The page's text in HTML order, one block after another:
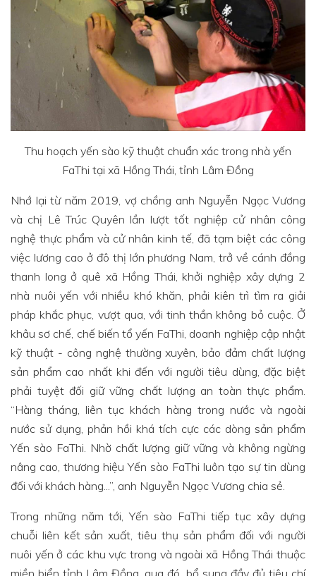
Thu hoạch yến sào kỹ thuật chuẩn xác trong nhà yến
FaThi tại xã Hồng Thái, tỉnh Lâm Đồng
Nhớ lại từ năm 2019, vợ chồng anh Nguyễn Ngọc Vương
và chị Lê Trúc Quyên lần lượt tốt nghiệp cử nhân công
nghệ thực phẩm và cử nhân kinh tế, đã tạm biệt các công
việc lương cao ở đô thị lớn phương Nam, trở về cánh đồng
thanh long ở quê xã Hồng Thái, khởi nghiệp xây dựng 2
nhà nuôi yến với nhiều khó khăn, phải kiên trì tìm ra giải
pháp khắc phục, vượt qua, với tinh thần không bỏ cuộc. Ở
khâu sơ chế, chế biến tổ yến FaThi, doanh nghiệp cập nhật
kỹ thuật - công nghệ thường xuyên, bảo đảm chất lượng
sản phẩm cao nhất khi đến với người tiêu dùng, đặc biệt
phải tuyệt đối giữ vững chất lượng an toàn thực phẩm.
“Hàng tháng, liên tục khách hàng trong nước và ngoài
nước sử dụng, phản hồi khá tích cực các dòng sản phẩm
Yến sào FaThi. Nhờ chất lượng giữ vững và không ngừng
nâng cao, thương hiệu Yến sào FaThi luôn tạo sự tin dùng
đối với khách hàng...”, anh Nguyễn Ngọc Vương chia sẻ.
Trong những năm tới, Yến sào FaThi tiếp tục xây dựng
chuỗi liên kết sản xuất, tiêu thụ sản phẩm đối với người
nuôi yến ở các khu vực trong và ngoài xã Hồng Thái thuộc